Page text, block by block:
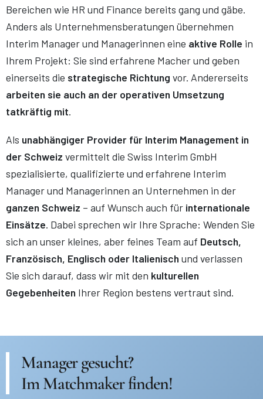
Bereichen wie HR und Finance bereits gang und gäbe.
Anders als Unternehmensberatungen übernehmen
Interim Manager und Managerinnen eine aktive Rolle in
Ihrem Projekt: Sie sind erfahrene Macher und geben
einerseits die strategische Richtung vor. Andererseits
arbeiten sie auch an der operativen Umsetzung
tatkräftig mit.
Als unabhängiger Provider für Interim Management in
der Schweiz vermittelt die Swiss Interim GmbH
spezialisierte, qualifizierte und erfahrene Interim
Manager und Managerinnen an Unternehmen in der
ganzen Schweiz – auf Wunsch auch für internationale
Einsätze. Dabei sprechen wir Ihre Sprache: Wenden Sie
sich an unser kleines, aber feines Team auf Deutsch,
Französisch, Englisch oder Italienisch und verlassen
Sie sich darauf, dass wir mit den kulturellen
Gegebenheiten Ihrer Region bestens vertraut sind.
Manager gesucht?
Im Matchmaker finden!